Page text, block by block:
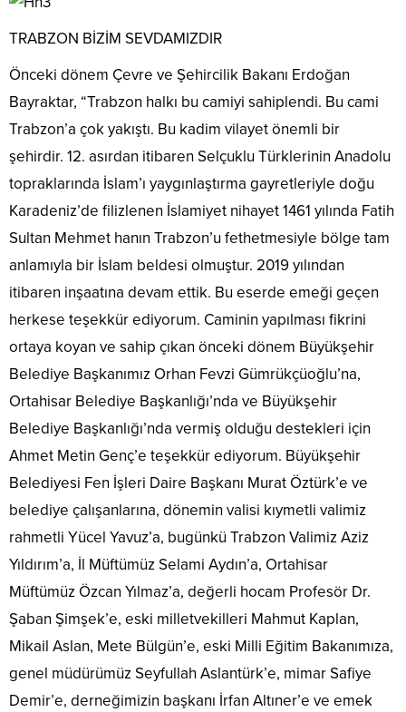
TRABZON BİZİM SEVDAMIZDIR
Önceki dönem Çevre ve Şehircilik Bakanı Erdoğan
Bayraktar, “Trabzon halkı bu camiyi sahiplendi. Bu cami
Trabzon’a çok yakıştı. Bu kadim vilayet önemli bir
şehirdir. 12. asırdan itibaren Selçuklu Türklerinin Anadolu
topraklarında İslam’ı yaygınlaştırma gayretleriyle doğu
Karadeniz’de filizlenen İslamiyet nihayet 1461 yılında Fatih
Sultan Mehmet hanın Trabzon’u fethetmesiyle bölge tam
anlamıyla bir İslam beldesi olmuştur. 2019 yılından
itibaren inşaatına devam ettik. Bu eserde emeği geçen
herkese teşekkür ediyorum. Caminin yapılması fikrini
ortaya koyan ve sahip çıkan önceki dönem Büyükşehir
Belediye Başkanımız Orhan Fevzi Gümrükçüoğlu’na,
Ortahisar Belediye Başkanlığı’nda ve Büyükşehir
Belediye Başkanlığı’nda vermiş olduğu destekleri için
Ahmet Metin Genç’e teşekkür ediyorum. Büyükşehir
Belediyesi Fen İşleri Daire Başkanı Murat Öztürk’e ve
belediye çalışanlarına, dönemin valisi kıymetli valimiz
rahmetli Yücel Yavuz’a, bugünkü Trabzon Valimiz Aziz
Yıldırım’a, İl Müftümüz Selami Aydın’a, Ortahisar
Müftümüz Özcan Yılmaz’a, değerli hocam Profesör Dr.
Şaban Şimşek’e, eski milletvekilleri Mahmut Kaplan,
Mikail Aslan, Mete Bülgün’e, eski Milli Eğitim Bakanımıza,
genel müdürümüz Seyfullah Aslantürk’e, mimar Safiye
Demir’e, derneğimizin başkanı İrfan Altıner’e ve emek